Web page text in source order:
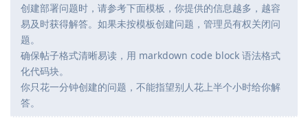
创建部署问题时，请参考下面模板，你提供的信息越多，越容
易及时获得解答。如果未按模板创建问题，管理员有权关闭问
题。
确保帖子格式清晰易读，用 markdown code block 语法格式
化代码块。
你只花一分钟创建的问题，不能指望别人花上半个小时给你解
答。